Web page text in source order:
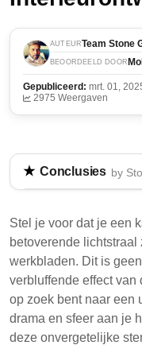
AUTEURTeam Stone
BEOORDEELD DOOR
Gepubliceerd: mrt. 01,
2975 Weergaven
Conclusies by
licht door, wat een
creëert. Deze
toepassingen
feature walls, en
Hun translucentie
gewilde keuze zijn
Stel je voor dat je een
betoverende
werkbladen. Dit is
verbluffende effect
op zoek bent naar een
drama en sfeer aan je
deze onvergetelijke